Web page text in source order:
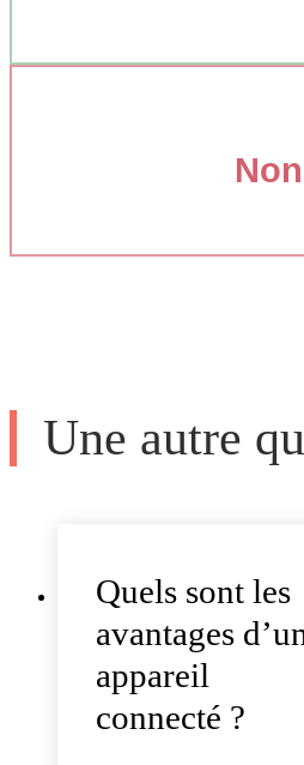
Non
Une autre
Quels sont les
avantages
appareil
connecté ?